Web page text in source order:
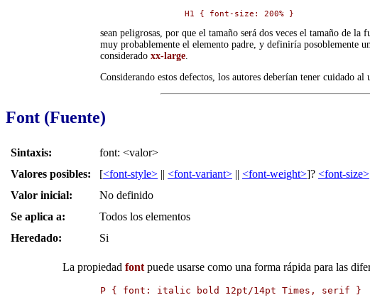
H1 { font-size: 200% }
sean peligrosas, por que el tamaño será dos veces el tamaño de
muy probablemente el elemento padre, y definiría posoblemente
considerado xx-large.
Considerando estos defectos, los autores deberían tener cuidado
Font (Fuente)
Sintaxis:
font: <valor>
Valores posibles:
[<font-style> || <font-variant> || <font-weight>]? <font-size>
Valor inicial:
No definido
Se aplica a:
Todos los elementos
Heredado:
Si
La propiedad fontpuede usarse como una forma rápida para las
P { font: italic bold 12pt/14pt Times, serif }